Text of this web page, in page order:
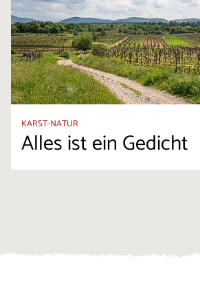
KARST-NATUR
Alles ist ein Gedicht